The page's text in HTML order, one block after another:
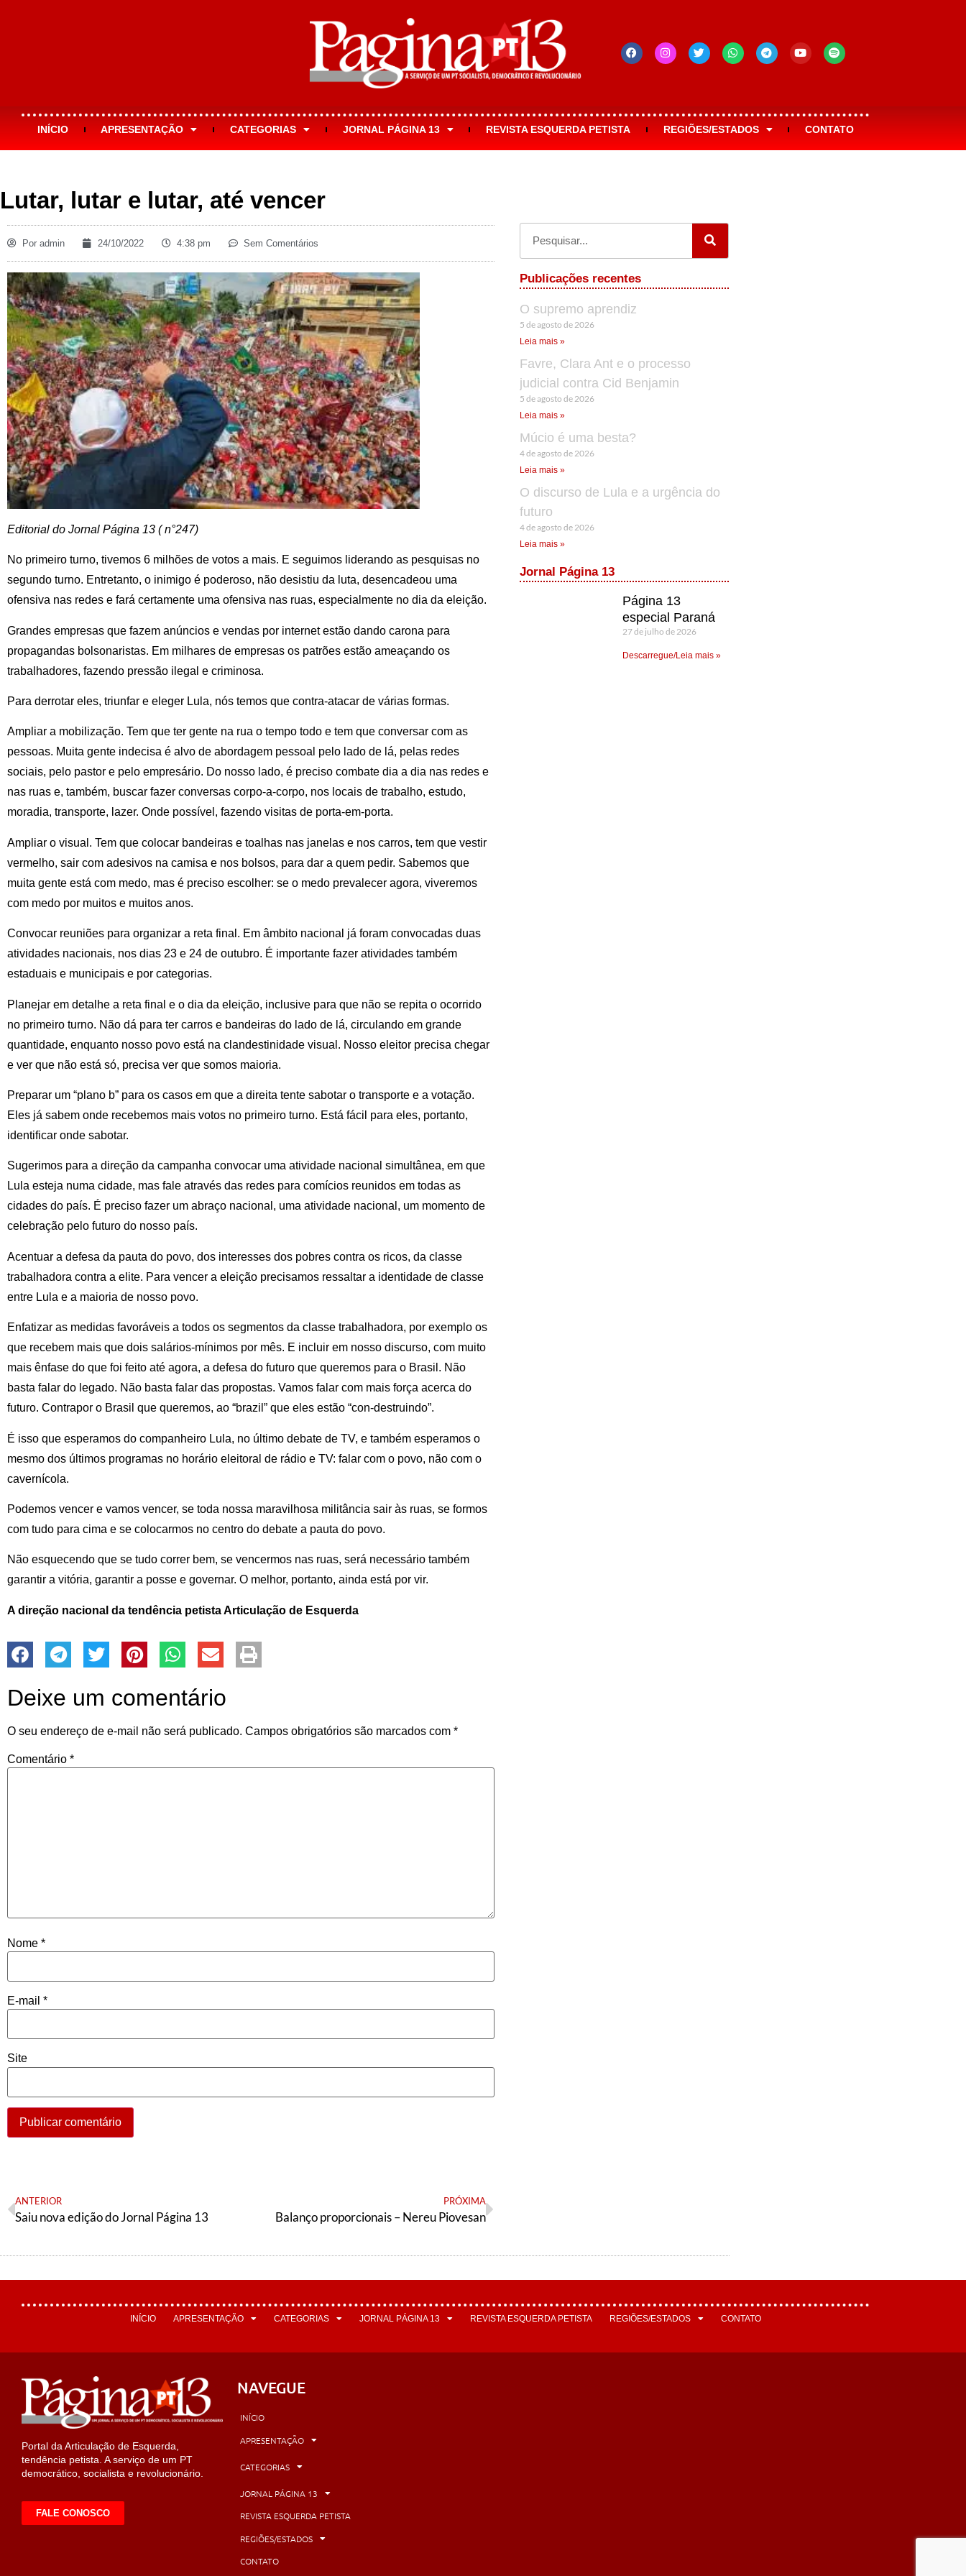
INÍCIO APRESENTAÇÃO CATEGORIAS JORNAL PÁGINA 13 REVISTA ESQUERDA PETISTA REGIÕES/ESTADOS CONTATO
Lutar, lutar e lutar, até vencer
Por admin 24/10/2022 4:38 pm Sem Comentários
Editorial do Jornal Página 13 ( n°247)
No primeiro turno, tivemos 6 milhões de votos a mais. E seguimos liderando as pesquisas no
segundo turno. Entretanto, o inimigo é poderoso, não desistiu da luta, desencadeou uma
ofensiva nas redes e fará certamente uma ofensiva nas ruas, especialmente no dia da eleição.
Grandes empresas que fazem anúncios e vendas por internet estão dando carona para
propagandas bolsonaristas. Em milhares de empresas os patrões estão ameaçando os
trabalhadores, fazendo pressão ilegal e criminosa.
Para derrotar eles, triunfar e eleger Lula, nós temos que contra-atacar de várias formas.
Ampliar a mobilização. Tem que ter gente na rua o tempo todo e tem que conversar com as
pessoas. Muita gente indecisa é alvo de abordagem pessoal pelo lado de lá, pelas redes
sociais, pelo pastor e pelo empresário. Do nosso lado, é preciso combate dia a dia nas redes e
nas ruas e, também, buscar fazer conversas corpo-a-corpo, nos locais de trabalho, estudo,
moradia, transporte, lazer. Onde possível, fazendo visitas de porta-em-porta.
Ampliar o visual. Tem que colocar bandeiras e toalhas nas janelas e nos carros, tem que vestir
vermelho, sair com adesivos na camisa e nos bolsos, para dar a quem pedir. Sabemos que
muita gente está com medo, mas é preciso escolher: se o medo prevalecer agora, viveremos
com medo por muitos e muitos anos.
Convocar reuniões para organizar a reta final. Em âmbito nacional já foram convocadas duas
atividades nacionais, nos dias 23 e 24 de outubro. É importante fazer atividades também
estaduais e municipais e por categorias.
Planejar em detalhe a reta final e o dia da eleição, inclusive para que não se repita o ocorrido
no primeiro turno. Não dá para ter carros e bandeiras do lado de lá, circulando em grande
quantidade, enquanto nosso povo está na clandestinidade visual. Nosso eleitor precisa chegar
e ver que não está só, precisa ver que somos maioria.
Preparar um “plano b” para os casos em que a direita tente sabotar o transporte e a votação.
Eles já sabem onde recebemos mais votos no primeiro turno. Está fácil para eles, portanto,
identificar onde sabotar.
Sugerimos para a direção da campanha convocar uma atividade nacional simultânea, em que
Lula esteja numa cidade, mas fale através das redes para comícios reunidos em todas as
cidades do país. É preciso fazer um abraço nacional, uma atividade nacional, um momento de
celebração pelo futuro do nosso país.
Acentuar a defesa da pauta do povo, dos interesses dos pobres contra os ricos, da classe
trabalhadora contra a elite. Para vencer a eleição precisamos ressaltar a identidade de classe
entre Lula e a maioria de nosso povo.
Enfatizar as medidas favoráveis a todos os segmentos da classe trabalhadora, por exemplo os
que recebem mais que dois salários-mínimos por mês. E incluir em nosso discurso, com muito
mais ênfase do que foi feito até agora, a defesa do futuro que queremos para o Brasil. Não
basta falar do legado. Não basta falar das propostas. Vamos falar com mais força acerca do
futuro. Contrapor o Brasil que queremos, ao “brazil” que eles estão “con-destruindo”.
É isso que esperamos do companheiro Lula, no último debate de TV, e também esperamos o
mesmo dos últimos programas no horário eleitoral de rádio e TV: falar com o povo, não com o
cavernícola.
Podemos vencer e vamos vencer, se toda nossa maravilhosa militância sair às ruas, se formos
com tudo para cima e se colocarmos no centro do debate a pauta do povo.
Não esquecendo que se tudo correr bem, se vencermos nas ruas, será necessário também
garantir a vitória, garantir a posse e governar. O melhor, portanto, ainda está por vir.
A direção nacional da tendência petista Articulação de Esquerda
Deixe um comentário
O seu endereço de e-mail não será publicado. Campos obrigatórios são marcados com *
Comentário *
Nome *
E-mail *
Site
ANTERIOR
Saiu nova edição do Jornal Página 13
PRÓXIMA
Balanço proporcionais – Nereu Piovesan
Publicações recentes
O supremo aprendiz
5 de agosto de 2026
Leia mais »
Favre, Clara Ant e o processo
judicial contra Cid Benjamin
5 de agosto de 2026
Leia mais »
Múcio é uma besta?
4 de agosto de 2026
Leia mais »
O discurso de Lula e a urgência do
futuro
4 de agosto de 2026
Leia mais »
Jornal Página 13
Página 13
especial Paraná
27 de julho de 2026
Descarregue/Leia mais »
INÍCIO APRESENTAÇÃO CATEGORIAS JORNAL PÁGINA 13 REVISTA ESQUERDA PETISTA REGIÕES/ESTADOS CONTATO
Portal da Articulação de Esquerda,
tendência petista. A serviço de um PT
democrático, socialista e revolucionário.
FALE CONOSCO
NAVEGUE
INÍCIO
APRESENTAÇÃO
CATEGORIAS
JORNAL PÁGINA 13
REVISTA ESQUERDA PETISTA
REGIÕES/ESTADOS
CONTATO